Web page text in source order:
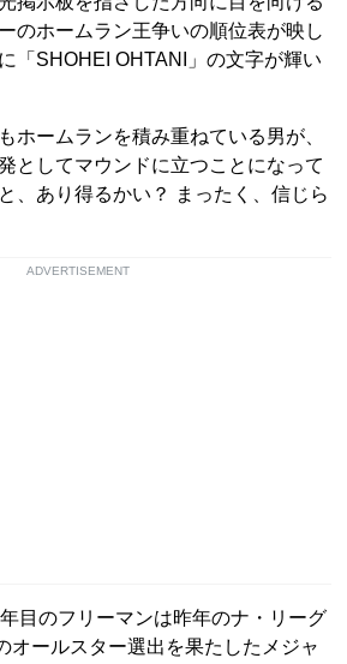
のホームラン王争いの順位表が映し
「SHOHEI OHTANI」の文字が輝い
ホームランを積み重ねている男が、
としてマウンドに立つことになって
、あり得るかい？ まったく、信じら
ADVERTISEMENT
目のフリーマンは昨年のナ・リーグ
オールスター選出を果たしたメジャ